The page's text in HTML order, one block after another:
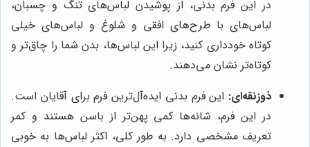
در این فرم بدنی، از پوشیدن لباس‌های تنگ و چسبان،
لباس‌های با طرح‌های افقی و شلوغ و لباس‌های خیلی
کوتاه خودداری کنید، زیرا این لباس‌ها، بدن شما را چاق‌تر و
کوتاه‌تر نشان می‌دهند.
ذوزنقه‌ای: این فرم بدنی ایده‌آل‌ترین فرم برای آقایان است.
در این فرم، شانه‌ها کمی پهن‌تر از باسن هستند و کمر
تعریف مشخصی دارد. به طور کلی، اکثر لباس‌ها به خوبی